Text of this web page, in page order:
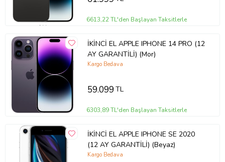
Temizlik ve paketleme sonrası satışa sunulur
🔋 Batarya Durumu
Batarya performansı test edilmiştir
Sağlık durumu kullanım için uygundur
Gereken durumlarda batarya yenilenmiştir
📦 Kutu & İçerik
Şarj kablosu
🚚 Kargo & Teslimat
Güvenli paketleme
6613,22 TL'den Başlayan Taksitlerle
İKİNCİ EL APPLE IPHONE 14 PRO (12
AY GARANTİLİ) (Mor)
Kargo Bedava
59.099TL
6303,89 TL'den Başlayan Taksitlerle
İKİNCİ EL APPLE IPHONE SE 2020
(12 AY GARANTİLİ) (Beyaz)
Kargo Bedava